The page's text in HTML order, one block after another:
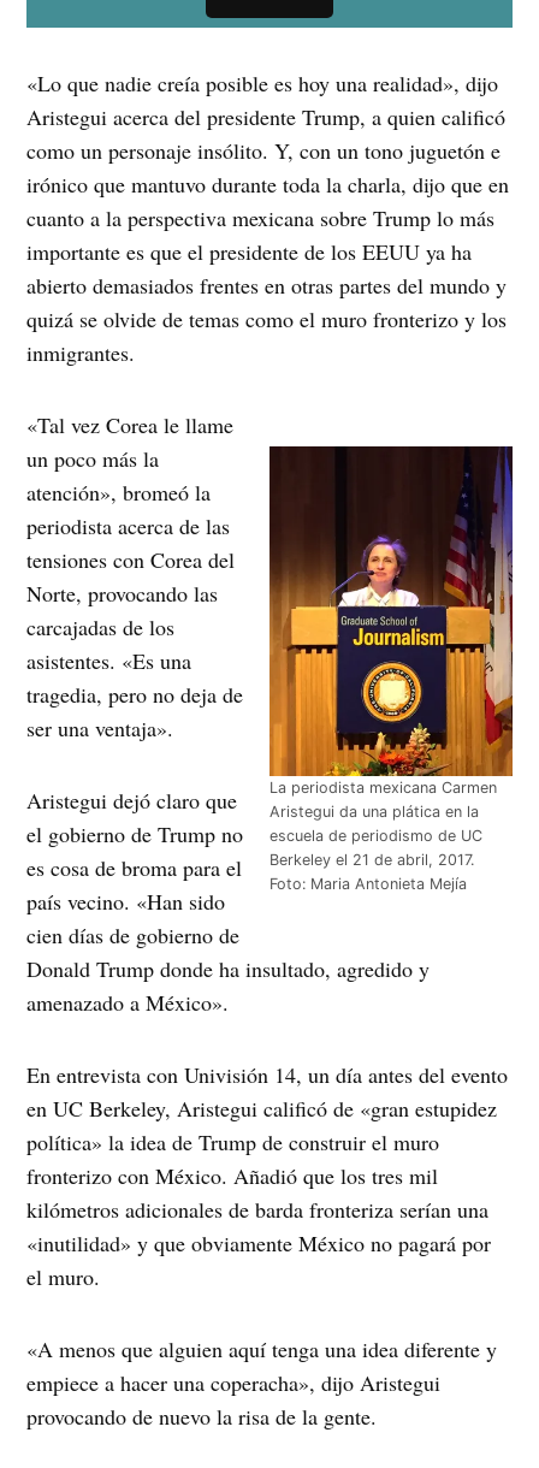
«Lo que nadie creía posible es hoy una realidad», dijo
Aristegui acerca del presidente Trump, a quien calificó
como un personaje insólito. Y, con un tono juguetón e
irónico que mantuvo durante toda la charla, dijo que en
cuanto a la perspectiva mexicana sobre Trump lo más
importante es que el presidente de los EEUU ya ha
abierto demasiados frentes en otras partes del mundo y
quizá se olvide de temas como el muro fronterizo y los
inmigrantes.
La periodista mexicana Carmen
Aristegui da una plática en la
escuela de periodismo de UC
Berkeley el 21 de abril, 2017.
Foto: Maria Antonieta Mejía
«Tal vez Corea le llame
un poco más la
atención», bromeó la
periodista acerca de las
tensiones con Corea del
Norte, provocando las
carcajadas de los
asistentes. «Es una
tragedia, pero no deja de
ser una ventaja».
Aristegui dejó claro que
el gobierno de Trump no
es cosa de broma para el
país vecino. «Han sido
cien días de gobierno de
Donald Trump donde ha insultado, agredido y
amenazado a México».
En entrevista con Univisión 14, un día antes del evento
en UC Berkeley, Aristegui calificó de «gran estupidez
política» la idea de Trump de construir el muro
fronterizo con México. Añadió que los tres mil
kilómetros adicionales de barda fronteriza serían una
«inutilidad» y que obviamente México no pagará por
el muro.
«A menos que alguien aquí tenga una idea diferente y
empiece a hacer una coperacha», dijo Aristegui
provocando de nuevo la risa de la gente.